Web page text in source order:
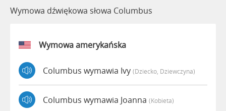
Wymowa dźwiękowa słowa Columbus
Wymowa amerykańska
Columbus wymawia Ivy (dziecko, Dziewczyna)
Columbus wymawia Joanna (kobieta)